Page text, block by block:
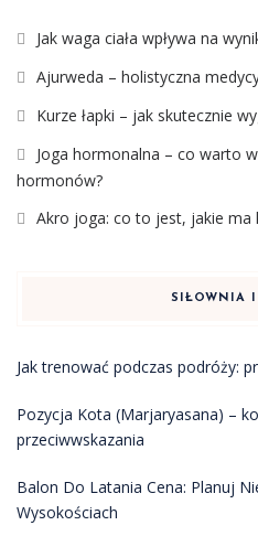
Jak waga ciała wpływa na
Ajurweda – holistyczna
Kurze łapki – jak skutecznie
Joga hormonalna – co warto
hormonów?
Akro joga: co to jest, jakie ma
SIŁOWNIA I
Jak trenować podczas podróży:
Pozycja Kota (Marjaryasana) –
przeciwwskazania
Balon Do Latania Cena: Planuj
Wysokościach